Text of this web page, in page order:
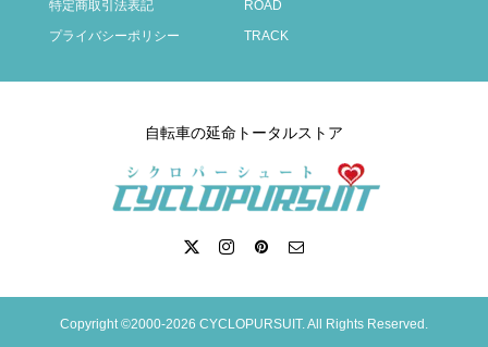
特定商取引法表記
プライバシーポリシー
ROAD
TRACK
自転車の延命トータルストア
Copyright ©2000-2026 CYCLOPURSUIT. All Rights Reserved.